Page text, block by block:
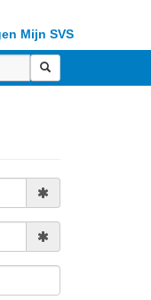
Mijn SVS